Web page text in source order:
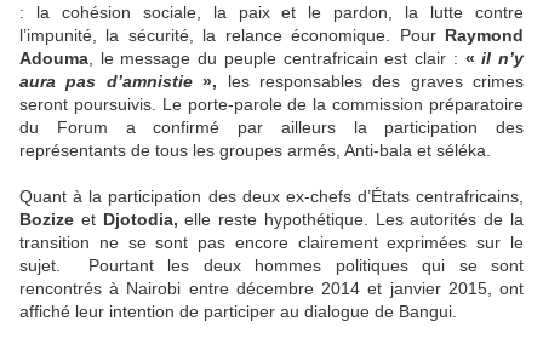
: la cohésion sociale, la paix et le pardon, la lutte contre
l’impunité, la sécurité, la relance économique. Pour Raymond
Adouma , le message du peuple centrafricain est clair : «il n’y
aura pas d’amnistie», les responsables des graves crimes
seront poursuivis. Le porte-parole de la commission préparatoire
du Forum a confirmé par ailleurs la participation des
représentants de tous les groupes armés, Anti-bala et séléka.
Quant à la participation des deux ex-chefs d’États centrafricains,
Bozize et Djotodia, elle reste hypothétique. Les autorités de la
transition ne se sont pas encore clairement exprimées sur le
sujet. Pourtant les deux hommes politiques qui se sont
rencontrés à Nairobi entre décembre 2014 et janvier 2015, ont
affiché leur intention de participer au dialogue de Bangui.